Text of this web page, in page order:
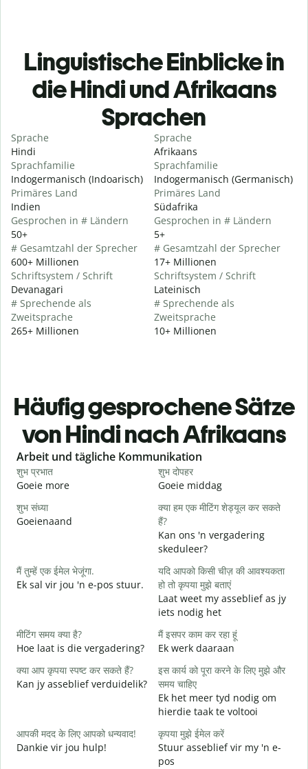
Linguistische Einblicke in
die Hindi und Afrikaans
Sprachen
Sprache
Hindi
Sprachfamilie
Indogermanisch (Indoarisch)
Primäres Land
Indien
Gesprochen in # Ländern
50+
# Gesamtzahl der Sprecher
600+ Millionen
Schriftsystem / Schrift
Devanagari
# Sprechende als
Zweitsprache
265+ Millionen
Sprache
Afrikaans
Sprachfamilie
Indogermanisch (Germanisch)
Primäres Land
Südafrika
Gesprochen in # Ländern
5+
# Gesamtzahl der Sprecher
17+ Millionen
Schriftsystem / Schrift
Lateinisch
# Sprechende als
Zweitsprache
10+ Millionen
Häufig gesprochene Sätze
von Hindi nach Afrikaans
Slide 1 of 6
Arbeit und tägliche Kommunikation
शुभ प्रभात
Goeie more
शुभ दोपहर
Goeie middag
शुभ संध्या
Goeienaand
क्या हम एक मीटिंग शेड्यूल कर सकते
हैं?
Kan ons 'n vergadering
skeduleer?
मैं तुम्हें एक ईमेल भेजूंगा.
Ek sal vir jou 'n e-pos stuur.
यदि आपको किसी चीज़ की आवश्यकता
हो तो कृपया मुझे बताएं
Laat weet my asseblief as jy
iets nodig het
मीटिंग समय क्या है?
Hoe laat is die vergadering?
मैं इसपर काम कर रहा हूं
Ek werk daaraan
क्या आप कृपया स्पष्ट कर सकते हैं?
Kan jy asseblief verduidelik?
इस कार्य को पूरा करने के लिए मुझे और
समय चाहिए
Ek het meer tyd nodig om
hierdie taak te voltooi
आपकी मदद के लिए आपको धन्यवाद!
Dankie vir jou hulp!
कृपया मुझे ईमेल करें
Stuur asseblief vir my 'n e-
pos